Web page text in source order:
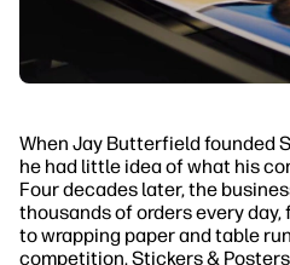
When Jay Butterfield founded
he had little idea of what his
Four decades later, the
thousands of orders every
to wrapping paper and table
competition, Stickers &